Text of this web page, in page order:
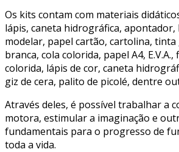
Os kits contam com materiais
lápis, caneta hidrográfica, apontador,
modelar, papel cartão, cartolina, tinta
branca, cola colorida, papel A4, E.V.A.,
colorida, lápis de cor, caneta
giz de cera, palito de picolé, dentre
Através deles, é possível trabalhar a
motora, estimular a imaginação e
fundamentais para o progresso de
toda a vida.